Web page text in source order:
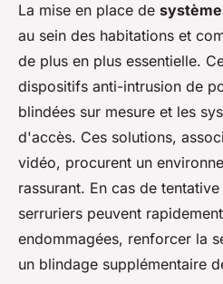
La mise en place de
au sein des habitations et
de plus en plus essentielle.
dispositifs anti-intrusion de
blindées sur mesure et les
d'accès. Ces solutions,
vidéo, procurent un
rassurant. En cas de
serruriers peuvent
endommagées, renforcer la
un blindage supplémentaire